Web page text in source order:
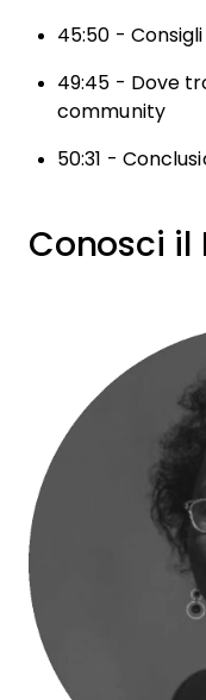
45:50 -
49:45 - Dove
community
50:31 -
Conosci il